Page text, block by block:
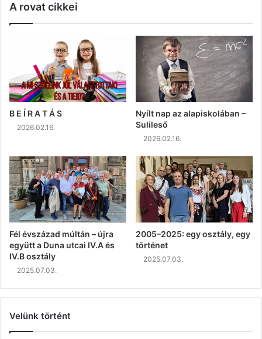
A rovat cikkei
B E Í R A T Á S
2026.02.16.
Nyílt nap az alapiskolában –
Sulileső
2026.02.16.
Fél évszázad múltán – újra
együtt a Duna utcai IV.A és
IV.B osztály
2025.07.03.
2005–2025: egy osztály, egy
történet
2025.07.03.
Velünk történt